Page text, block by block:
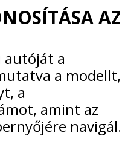
AZ
autóját a
a modellt,
a
amint az
navigál.